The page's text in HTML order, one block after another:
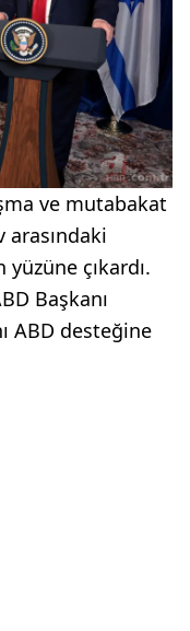
ve mutabakat
arasındaki
çıkardı.
Başkanı
ABD desteğine